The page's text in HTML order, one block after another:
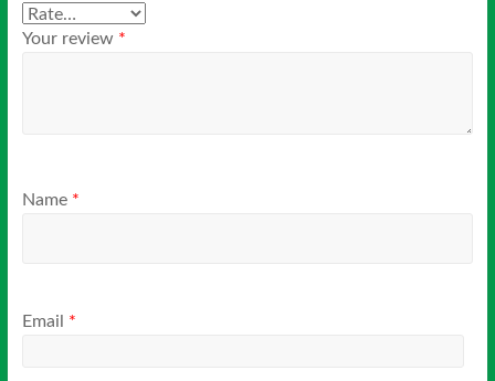
Your review *
Name *
Email *